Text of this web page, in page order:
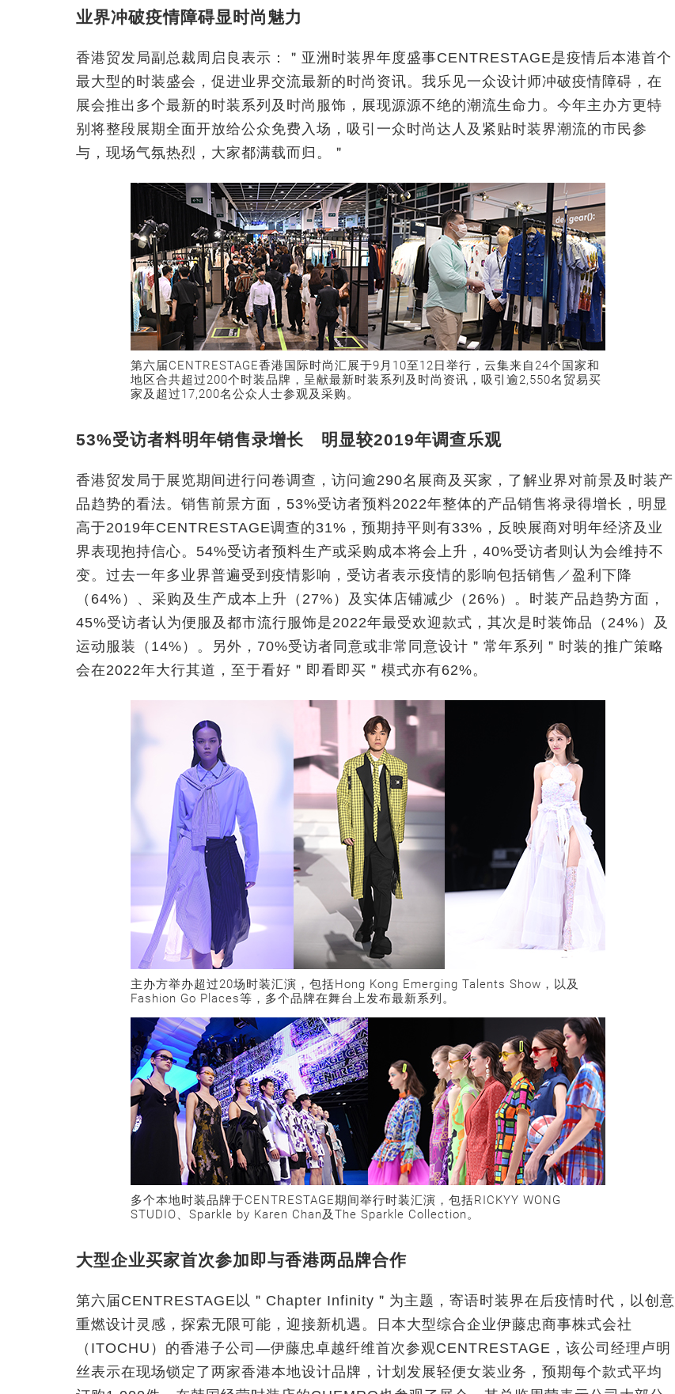
业界冲破疫情障碍显时尚魅力
香港贸发局副总裁周启良表示：＂亚洲时装界年度盛事CENTRESTAGE是疫情后本港首个
最大型的时装盛会，促进业界交流最新的时尚资讯。我乐见一众设计师冲破疫情障碍，在
展会推出多个最新的时装系列及时尚服饰，展现源源不绝的潮流生命力。今年主办方更特
别将整段展期全面开放给公众免费入场，吸引一众时尚达人及紧贴时装界潮流的市民参
与，现场气氛热烈，大家都满载而归。＂
第六届CENTRESTAGE香港国际时尚汇展于9月10至12日举行，云集来自24个国家和
地区合共超过200个时装品牌，呈献最新时装系列及时尚资讯，吸引逾2,550名贸易买
家及超过17,200名公众人士参观及采购。
53%受访者料明年销售录增长 明显较2019年调查乐观
香港贸发局于展览期间进行问卷调查，访问逾290名展商及买家，了解业界对前景及时装产
品趋势的看法。销售前景方面，53%受访者预料2022年整体的产品销售将录得增长，明显
高于2019年CENTRESTAGE调查的31%，预期持平则有33%，反映展商对明年经济及业
界表现抱持信心。54%受访者预料生产或采购成本将会上升，40%受访者则认为会维持不
变。过去一年多业界普遍受到疫情影响，受访者表示疫情的影响包括销售／盈利下降
（64%）、采购及生产成本上升（27%）及实体店铺减少（26%）。时装产品趋势方面，
45%受访者认为便服及都市流行服饰是2022年最受欢迎款式，其次是时装饰品（24%）及
运动服装（14%）。另外，70%受访者同意或非常同意设计＂常年系列＂时装的推广策略
会在2022年大行其道，至于看好＂即看即买＂模式亦有62%。
主办方举办超过20场时装汇演，包括Hong Kong Emerging Talents Show，以及
Fashion Go Places等，多个品牌在舞台上发布最新系列。
多个本地时装品牌于CENTRESTAGE期间举行时装汇演，包括RICKYY WONG
STUDIO、Sparkle by Karen Chan及The Sparkle Collection。
大型企业买家首次参加即与香港两品牌合作
第六届CENTRESTAGE以＂Chapter Infinity＂为主题，寄语时装界在后疫情时代，以创意
重燃设计灵感，探索无限可能，迎接新机遇。日本大型综合企业伊藤忠商事株式会社
（ITOCHU）的香港子公司—伊藤忠卓越纤维首次参观CENTRESTAGE，该公司经理卢明
丝表示在现场锁定了两家香港本地设计品牌，计划发展轻便女装业务，预期每个款式平均